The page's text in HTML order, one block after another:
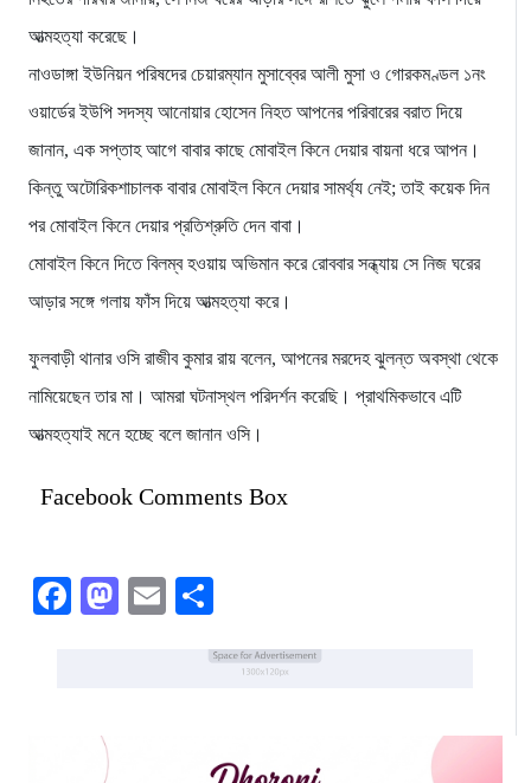
আত্মহত্যা করেছে।
নাওডাঙ্গা ইউনিয়ন পরিষদের চেয়ারম্যান মুসাব্বের আলী মুসা ও গোরকমণ্ডল ১নং
ওয়ার্ডের ইউপি সদস্য আনোয়ার হোসেন নিহত আপনের পরিবারের বরাত দিয়ে
জানান, এক সপ্তাহ আগে বাবার কাছে মোবাইল কিনে দেয়ার বায়না ধরে আপন।
কিন্তু অটোরিকশাচালক বাবার মোবাইল কিনে দেয়ার সামর্থ্য নেই; তাই কয়েক দিন
পর মোবাইল কিনে দেয়ার প্রতিশ্রুতি দেন বাবা।
মোবাইল কিনে দিতে বিলম্ব হওয়ায় অভিমান করে রোববার সন্ধ্যায় সে নিজ ঘরের
আড়ার সঙ্গে গলায় ফাঁস দিয়ে আত্মহত্যা করে।
ফুলবাড়ী থানার ওসি রাজীব কুমার রায় বলেন, আপনের মরদেহ ঝুলন্ত অবস্থা থেকে
নামিয়েছেন তার মা। আমরা ঘটনাস্থল পরিদর্শন করেছি। প্রাথমিকভাবে এটি
আত্মহত্যাই মনে হচ্ছে বলে জানান ওসি।
Facebook Comments Box
Facebook
Mastodon
Email